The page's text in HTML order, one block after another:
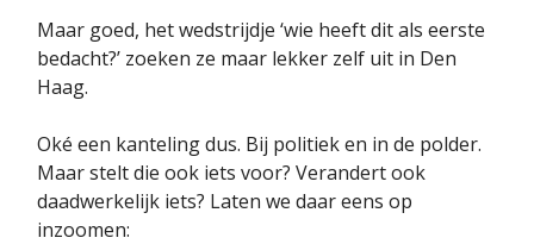
Maar goed, het wedstrijdje ‘wie heeft dit als eerste
bedacht?’ zoeken ze maar lekker zelf uit in Den
Haag.
Oké een kanteling dus. Bij politiek en in de polder.
Maar stelt die ook iets voor? Verandert ook
daadwerkelijk iets? Laten we daar eens op
inzoomen: